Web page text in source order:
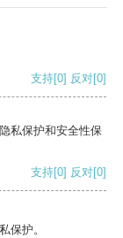
支持[0] 反对[0]
私保护和安全性保
支持[0] 反对[0]
保护。